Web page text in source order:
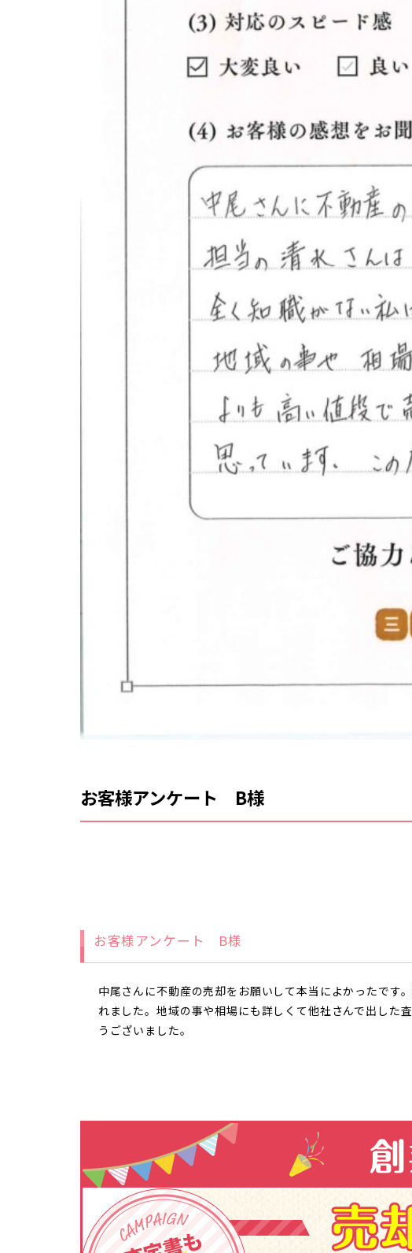
お客様アンケート B様
お客様アンケート B様
中尾さんに不動産の売却をお願いして本当によかったです
れました。地域の事や相場にも詳しくて他社さんで出した
うございました。